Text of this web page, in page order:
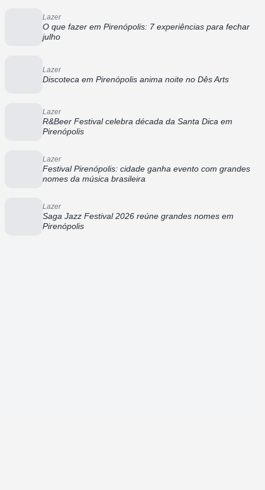
Lazer
O que fazer em Pirenópolis: 7 experiências para fechar
julho
Lazer
Discoteca em Pirenópolis anima noite no Dês Arts
Lazer
R&Beer Festival celebra década da Santa Dica em
Pirenópolis
Lazer
Festival Pirenópolis: cidade ganha evento com grandes
nomes da música brasileira
Lazer
Saga Jazz Festival 2026 reúne grandes nomes em
Pirenópolis